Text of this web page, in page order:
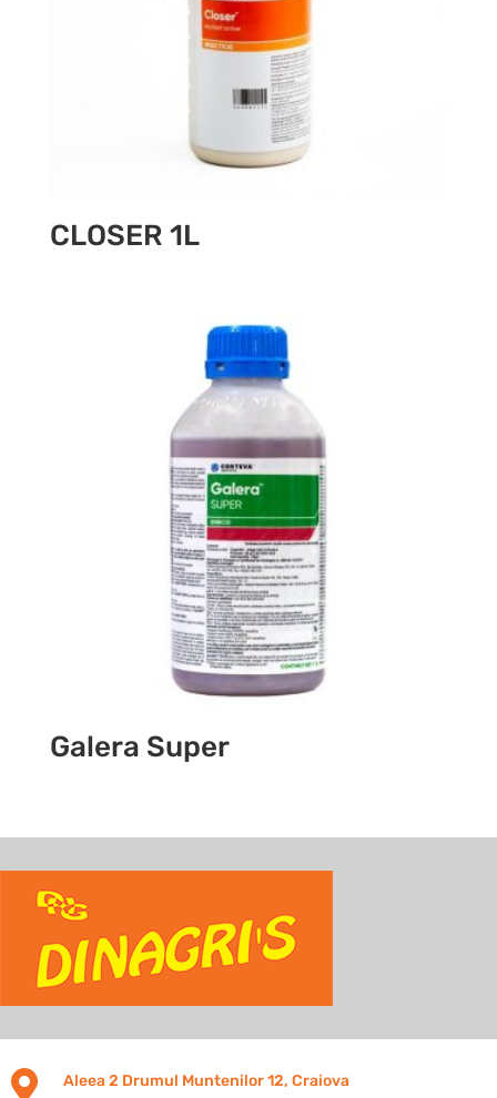
CLOSER 1L
Galera Super
 Aleea 2 Drumul Muntenilor 12, Craiova